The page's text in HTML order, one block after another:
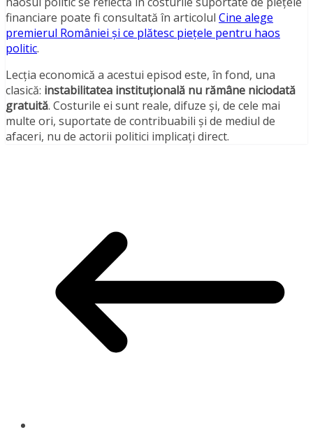
financiare poate fi consultată în articolul Cine alege
premierul României și ce plătesc piețele pentru haos
politic.
Lecția economică a acestui episod este, în fond, una
clasică: instabilitatea instituțională nu rămâne niciodată
gratuită. Costurile ei sunt reale, difuze și, de cele mai
multe ori, suportate de contribuabili și de mediul de
afaceri, nu de actorii politici implicați direct.